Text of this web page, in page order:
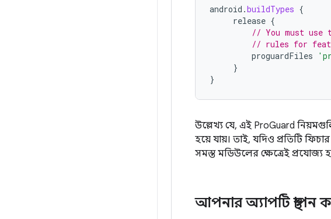
android .buildTypes {
release {
// You must use
// rules for
proguardFiles
}
}
উল্লেখ্য যে, এই ProGuard
হয়ে যায়। তাই, যদিও প্রতিটি
সমস্ত মডিউলের ক্ষেত্রেই প্রযোজ্য
আপনার অ্যাপটি স্থাপন